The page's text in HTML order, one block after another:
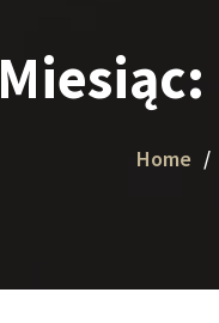
Miesiąc:
Home